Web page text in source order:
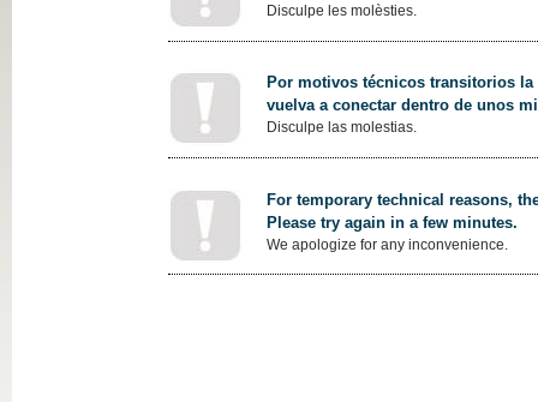
Disculpe les molèsties.
Por motivos técnicos transitorios
vuelva a conectar dentro de unos
Disculpe las molestias.
For temporary technical reasons,
Please try again in a few minutes.
We apologize for any inconvenience.